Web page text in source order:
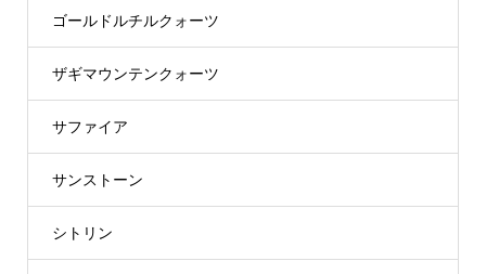
ゴールドルチルクォーツ
ザギマウンテンクォーツ
サファイア
サンストーン
シトリン